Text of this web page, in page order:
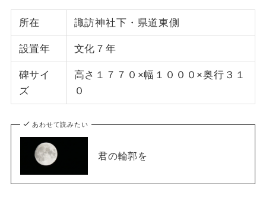
所在 諏訪神社下・県道東側
設置年 文化７年
碑サイ
ズ
高さ１７７０×幅１０００×奥行３１
０
あわせて読みたい
君の輪郭を